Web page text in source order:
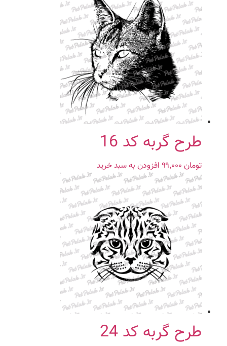
طرح گربه کد 16
تومان افزودن به سبد خرید
طرح گربه کد 24